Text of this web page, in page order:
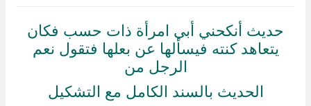
حديث أنكحني أبي امرأة ذات حسب فكان
يتعاهد كنته فيسألها عن بعلها فتقول نعم
الرجل من
الحديث بالسند الكامل مع التشكيل